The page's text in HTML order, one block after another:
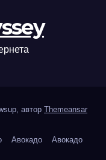
автор Themeansar
Авокадо Авокадо